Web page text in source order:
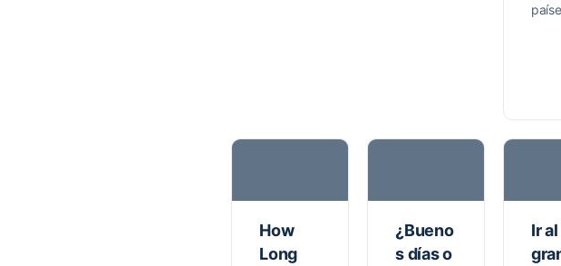
How
Long
¿Bueno
s días o
Ir al